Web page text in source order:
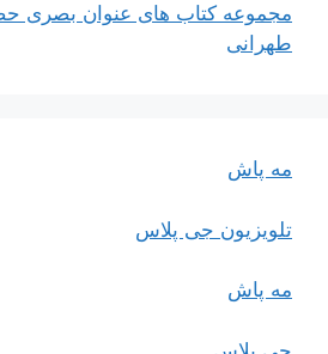
مجموعه کتاب های عنوان بصری
طهرانی
مه پاش
تلویزیون جی پلاس
مه پاش